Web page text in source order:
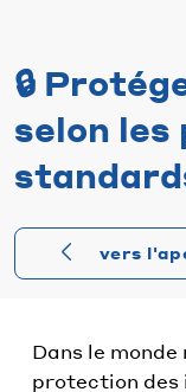
🔒
selon les
vers
Dans le
protection des